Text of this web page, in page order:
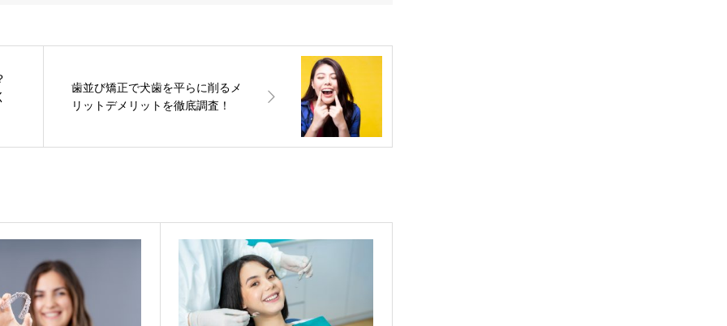
歯並び矯正で犬歯を平らに削るメ
リットデメリットを徹底調査！